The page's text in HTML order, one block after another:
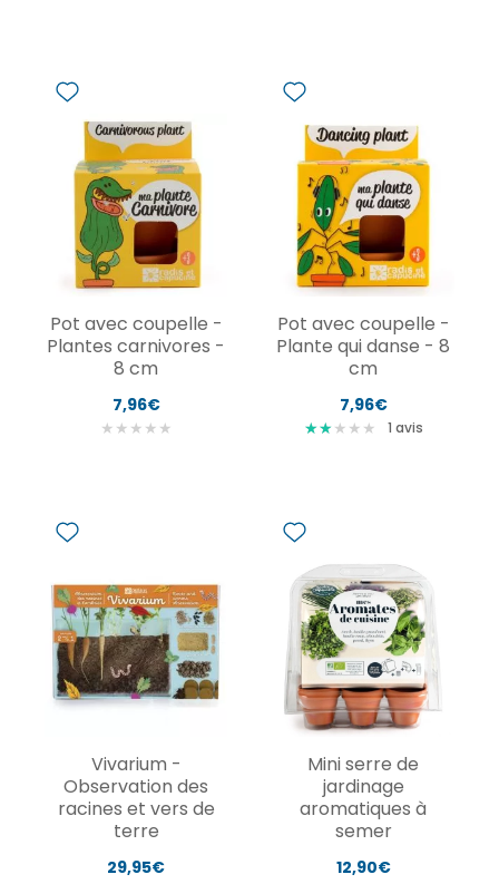
Pot avec coupelle -
Plantes carnivores -
8 cm
7,96€
★ ★ ★ ★ ★
Pot avec coupelle -
Plante qui danse - 8
cm
7,96€
★★
★★★ ★ ★ 1 avis
Vivarium -
Observation des
racines et vers de
terre
29,95€
Mini serre de
jardinage
aromatiques à
semer
12,90€